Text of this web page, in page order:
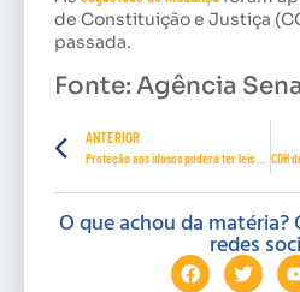
de Constituição e Justiça
passada.
Fonte: Agência
ANTERIOR
O que achou da matéria?
redes